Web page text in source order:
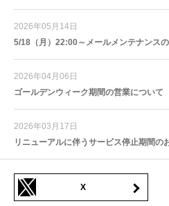
2026年05月14日
5/18（月）22:00～メールメンテナンス
2026年04月06日
ゴールデンウィーク期間の営業について
2026年03月17日
リニューアルに伴うサービス停止期間の
X